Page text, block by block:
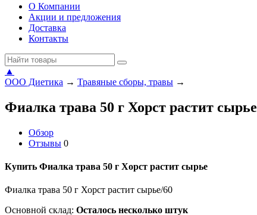
О Компании
Акции и предложения
Доставка
Контакты
▲
ООО Диетика → Травяные сборы, травы →
Фиалка трава 50 г Хорст растит сырье
Обзор
Отзывы 0
Купить Фиалка трава 50 г Хорст растит сырье
Фиалка трава 50 г Хорст растит сырье/60
Основной склад: Осталось несколько штук